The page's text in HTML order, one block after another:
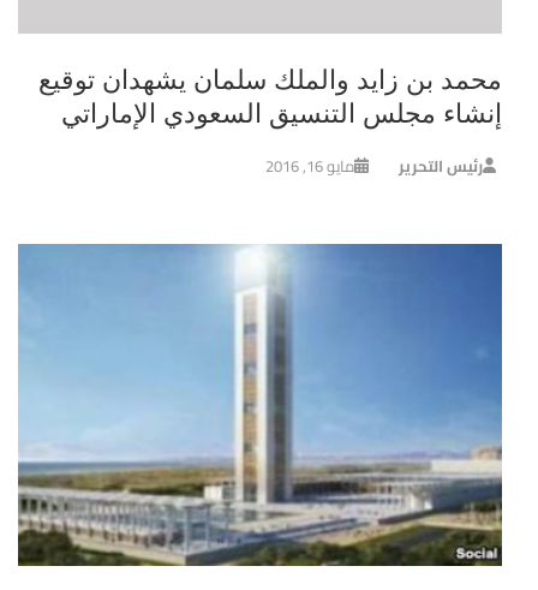
محمد بن زايد والملك سلمان يشهدان توقيع
إنشاء مجلس التنسيق السعودي الإماراتي
رئيس التحرير مايو 16, 2016